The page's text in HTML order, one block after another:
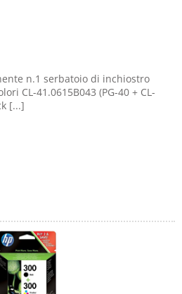
n.1 serbatoio di inchiostro
CL-41.0615B043 (PG-40 + CL-
[...]